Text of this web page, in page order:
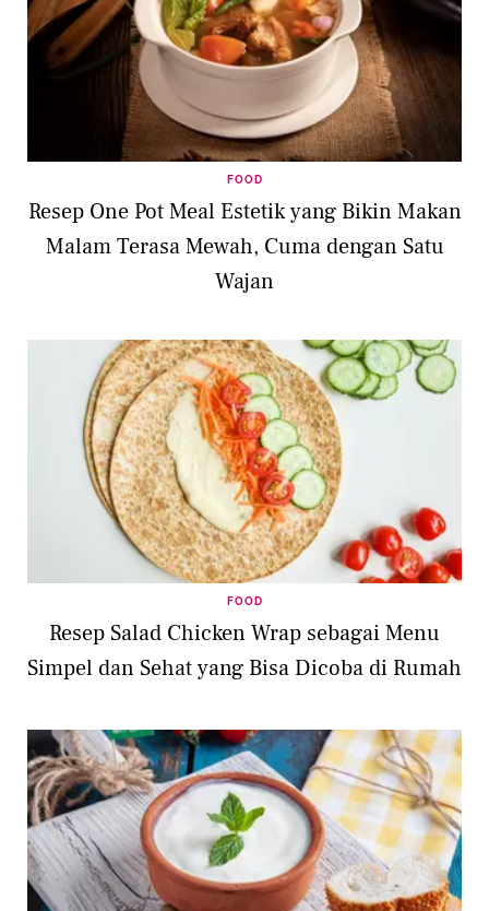
FOOD
Resep One Pot Meal Estetik yang Bikin Makan
Malam Terasa Mewah, Cuma dengan Satu
Wajan
FOOD
Resep Salad Chicken Wrap sebagai Menu
Simpel dan Sehat yang Bisa Dicoba di Rumah